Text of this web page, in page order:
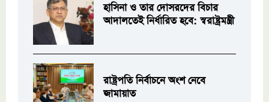
হাসিনা ও তার দোসরদের বিচার
আদালতেই নির্ধারিত হবে: স্বরাষ্ট্রমন্ত্রী
রাষ্ট্রপতি নির্বাচনে অংশ নেবে
জামায়াত